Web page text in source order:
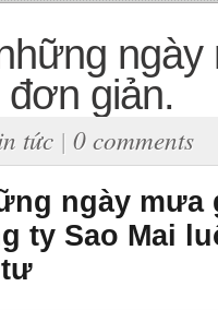
giản.
tức | 0 comments
ngày mưa
ty Sao Mai